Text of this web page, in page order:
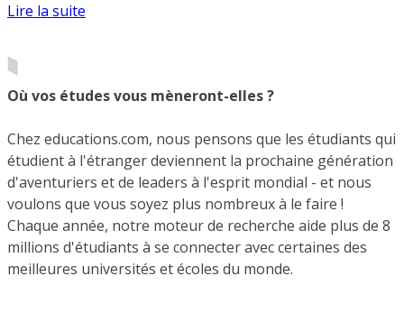
Lire la suite
Où vos études vous mèneront-elles ?
Chez educations.com, nous pensons que les étudiants qui
étudient à l'étranger deviennent la prochaine génération
d'aventuriers et de leaders à l'esprit mondial - et nous
voulons que vous soyez plus nombreux à le faire !
Chaque année, notre moteur de recherche aide plus de 8
millions d'étudiants à se connecter avec certaines des
meilleures universités et écoles du monde.